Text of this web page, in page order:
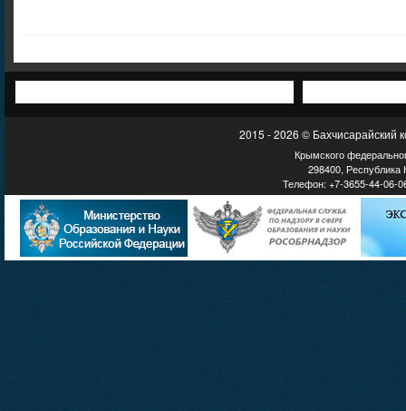
2015 - 2026 © Бахчисарайский
Крымского
298400, Республика
Телефон: +7-3655-44-06-